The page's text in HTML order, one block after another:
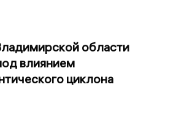
области
влиянием
циклона